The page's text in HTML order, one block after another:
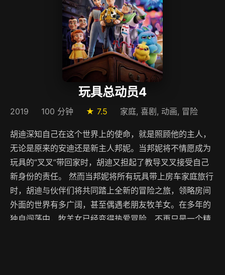
玩具总动员4
2019 100 分钟 ★ 7.5 家庭, 喜剧, 动画, 冒险
胡迪深知自己在这个世界上的使命，就是照顾他的主人，
无论是原来的安迪还是新主人邦妮。当邦妮将不情愿成为
玩具的“叉叉”带回家时，胡迪又担起了教导叉叉接受自己
新身份的责任。 然而当邦妮将所有玩具带上房车家庭旅行
时，胡迪与伙伴们将共同踏上全新的冒险之旅，领略房间
外面的世界有多广阔，甚至偶遇老朋友牧羊女。在多年的
独自闯荡中，牧羊女已经变得热爱冒险，不再只是一个精